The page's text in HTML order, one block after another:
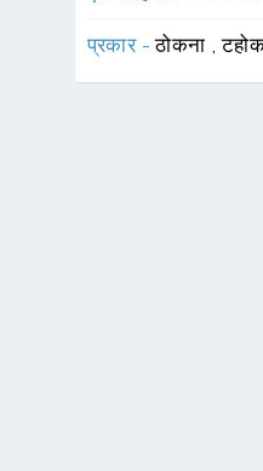
प्रकार -ठोकना ,